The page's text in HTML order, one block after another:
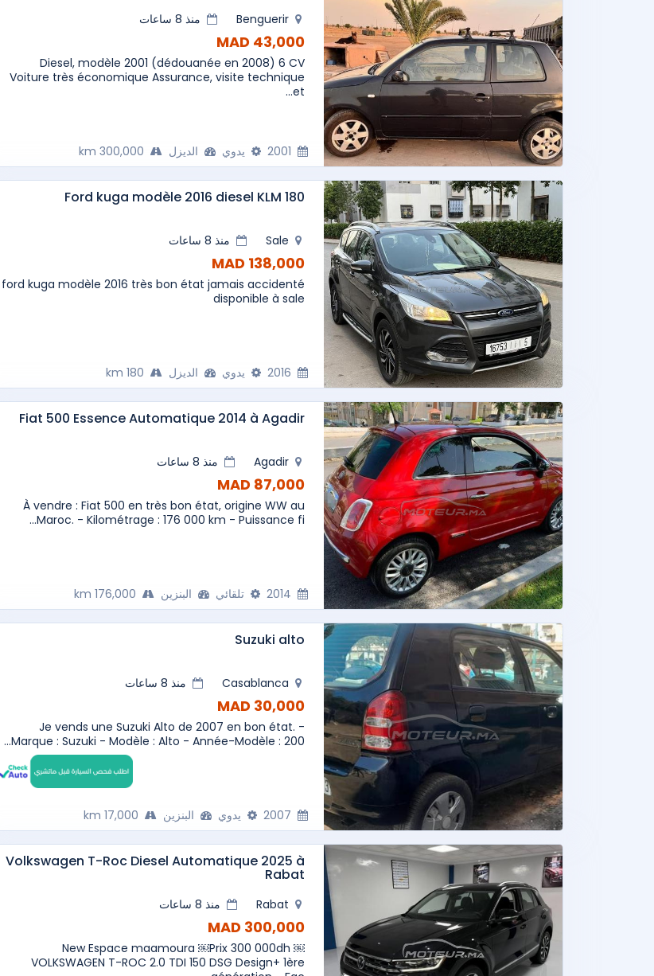
منذ 8 ساعات
43,000 MAD
Diesel, modèle 2001 (dédouanée en 2008) 6 CV
Voiture très économique Assurance, visite technique
et...
الديزل
Ford kuga modèle 2016 diesel KLM 180
منذ 8 ساعات
138,000 MAD
ford kuga modèle 2016 très bon état jamais accidenté
disponible à sale
الديزل
Fiat 500 Essence Automatique 2014 à Agadir
منذ 8 ساعات
87,000 MAD
À vendre : Fiat 500 en très bon état, origine WW au
Maroc. - Kilométrage : 176 000 km - Puissance fi...
البنزين
Suzuki alto
منذ 8 ساعات
30,000 MAD
Je vends une Suzuki Alto de 2007 en bon état. -
Marque : Suzuki - Modèle : Alto - Année-Modèle : 200...
البنزين
Volkswagen T-Roc Diesel Automatique 2025 à
Rabat
منذ 8 ساعات
300,000 MAD
New Espace maamoura ￼Prix 300 000dh ￼
VOLKSWAGEN T-ROC 2.0 TDI 150 DSG Design+ 1ère